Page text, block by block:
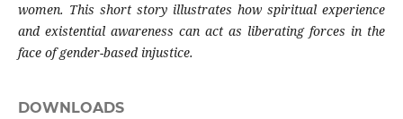
women. This short story illustrates how spiritual experience
and existential awareness can act as liberating forces in the
face of gender-based injustice.
DOWNLOADS